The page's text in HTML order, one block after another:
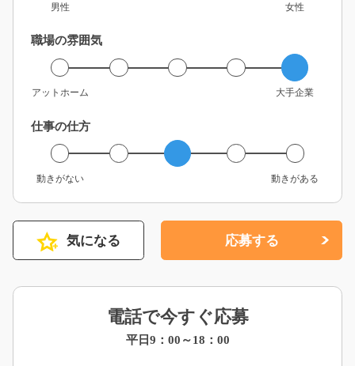
男性 女性
職場の雰囲気
アットホーム 大手企業
仕事の仕方
動きがない 動きがある
気になる 応募する
電話で今すぐ応募
平日9：00～18：00